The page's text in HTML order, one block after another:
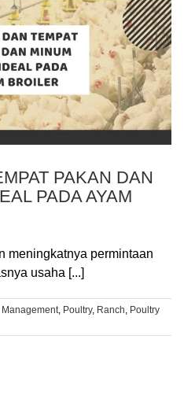
PAKAN DAN
PADA AYAM
meningkatnya permintaan
usaha [...]
Management, Poultry, Ranch, Poultry